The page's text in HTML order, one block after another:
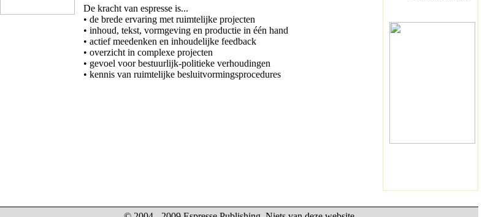
De kracht van espresse is...
• de brede ervaring met ruimtelijke projecten
• inhoud, tekst, vormgeving en productie in één hand
• actief meedenken en inhoudelijke feedback
• overzicht in complexe projecten
• gevoel voor bestuurlijk-politieke verhoudingen
• kennis van ruimtelijke besluitvormingsprocedures